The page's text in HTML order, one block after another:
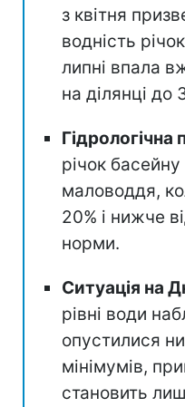
з квітня
водність
липні впала
на ділянці до
Гідрологічна
річок
маловоддя,
20% і нижче
норми.
Ситуація на
рівні води
опустилися
мінімумів,
становить